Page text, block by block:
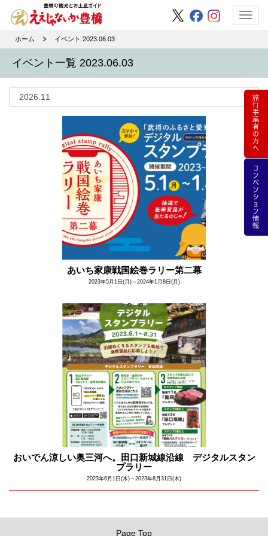
ホーム イベント 2023.06.03
イベント一覧 2023.06.03
あいち家康戦国絵巻ラリー第二幕
2023年5月1日(月)～2024年1月8日(月)
おいでん涼しい奥三河へ。田口新城線沿線 デジタルスタン
プラリー
2023年6月1日(木)～2023年8月31日(木)
Page Top